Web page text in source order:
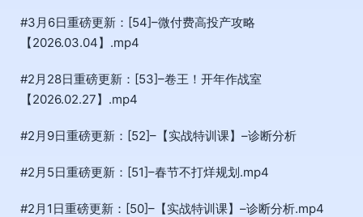
#3月6日重磅更新：[54]–微付费高投产攻略
【2026.03.04】.mp4
#2月28日重磅更新：[53]–卷王！开年作战室
【2026.02.27】.mp4
#2月9日重磅更新：[52]–【实战特训课】–诊断分析
#2月5日重磅更新：[51]–春节不打烊规划.mp4
#2月1日重磅更新：[50]–【实战特训课】–诊断分析.mp4